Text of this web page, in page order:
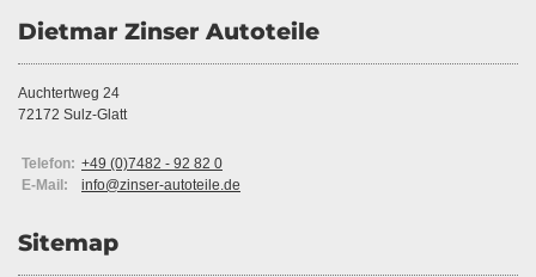
Dietmar Zinser Autoteile
Auchtertweg 24
72172 Sulz-Glatt
Telefon: +49 (0)7482 - 92 82 0
E-Mail:
info@zinser-autoteile.de
Sitemap